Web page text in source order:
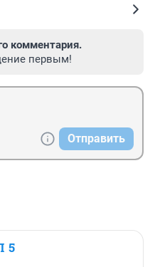
комментария.
первым!
Отправить
5